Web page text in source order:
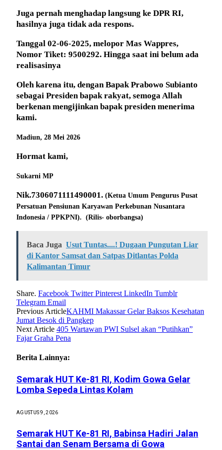
Juga pernah menghadap langsung ke DPR RI,
hasilnya juga tidak ada respons.
Tanggal 02-06-2025, melopor Mas Wappres,
Nomor Tiket: 9500292. Hingga saat ini belum ada
realisasinya
Oleh karena itu, dengan Bapak Prabowo Subianto
sebagai Presiden bapak rakyat, semoga Allah
berkenan mengijinkan bapak presiden menerima
kami.
Madiun, 28 Mei 2026
Hormat kami,
Sukarni MP
Nik.7306071111490001. (Ketua Umum Pengurus Pusat
Persatuan Pensiunan Karyawan Perkebunan Nusantara
Indonesia / PPKPNI). (Rilis- oborbangsa)
Baca Juga Usut Tuntas....! Dugaan Pungutan Liar
di Kantor Samsat dan Satpas Ditlantas Polda
Kalimantan Timur
Share. Facebook Twitter Pinterest LinkedIn Tumblr
Telegram Email
Previous ArticleKAHMI Makassar Gelar Baksos Kesehatan
Jumat Besok di Pangkep
Next Article 405 Wartawan PWI Sulsel akan “Putihkan”
Fajar Graha Pena
Berita Lainnya:
Semarak HUT Ke-81 RI, Kodim Gowa Gelar
Lomba Sepeda Lintas Kolam
AGUSTUS 9, 2026
Semarak HUT Ke-81 RI, Babinsa Hadiri Jalan
Santai dan Senam Bersama di Gowa